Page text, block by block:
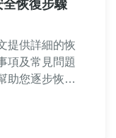
全恢復步驟
提供詳細的恢
項及常見問題
助您逐步恢復